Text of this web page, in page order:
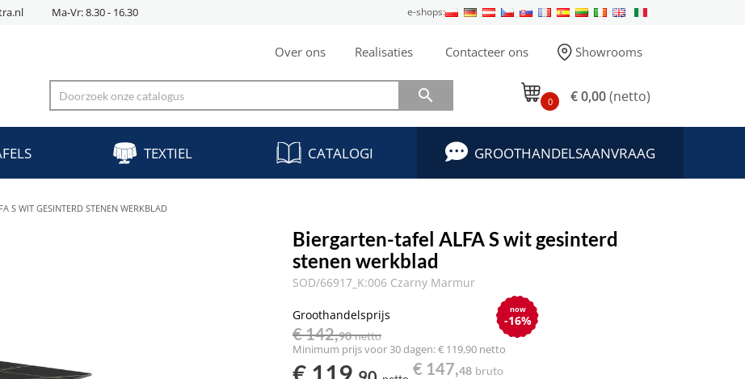
Ma-Vr: 8.30 - 16.30 e-shops:
Over ons Realisaties Contacteer ons Showrooms
 0 € 0,00(netto)
TEXTIEL CATALOGI GROOTHANDELSAANVRAAG
S WIT GESINTERD STENEN WERKBLAD
Biergarten-tafel ALFA S wit gesinterd
stenen werkblad
SOD/66917_K:006 Czarny Marmur
Groothandelsprijs
€ 142,90 netto
now
-16%
Minimum prijs voor 30 dagen: € 119,90 netto
€ 147,48 bruto